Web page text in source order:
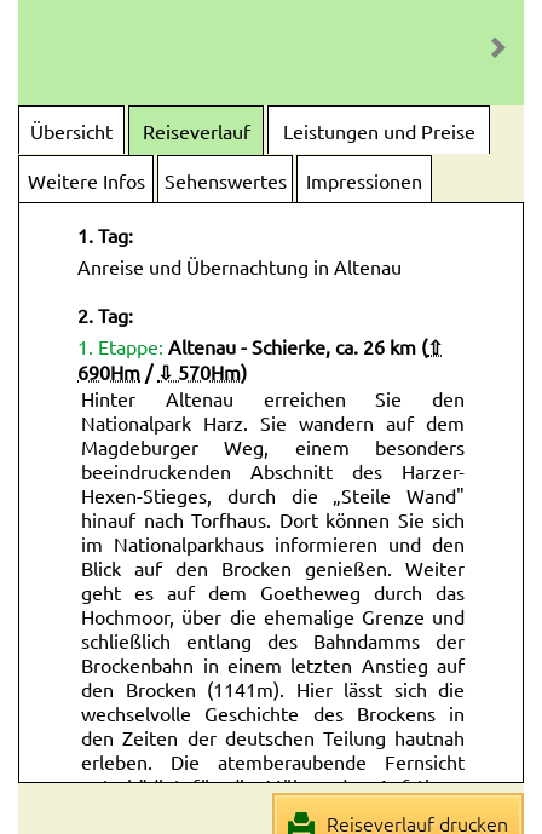
Übersicht Reiseverlauf Leistungen und Preise
Weitere Infos Sehenswertes Impressionen
1. Tag:
Anreise und Übernachtung in Altenau
2. Tag:
1. Etappe: Altenau - Schierke, ca. 26 km (⇧
690Hm / ⇩ 570Hm)
Hinter Altenau erreichen Sie den
Nationalpark Harz. Sie wandern auf dem
Magdeburger Weg, einem besonders
beeindruckenden Abschnitt des Harzer-
Hexen-Stieges, durch die „Steile Wand"
hinauf nach Torfhaus. Dort können Sie sich
im Nationalparkhaus informieren und den
Blick auf den Brocken genießen. Weiter
geht es auf dem Goetheweg durch das
Hochmoor, über die ehemalige Grenze und
schließlich entlang des Bahndamms der
Brockenbahn in einem letzten Anstieg auf
den Brocken (1141m). Hier lässt sich die
wechselvolle Geschichte des Brockens in
den Zeiten der deutschen Teilung hautnah
erleben. Die atemberaubende Fernsicht
entschädigt für die Mühen des Aufstiegs.
Auf dem Weg vom Brocken hinab
Reiseverlauf drucken